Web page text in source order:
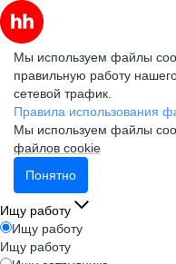
Мы используем файлы
правильную работу
сетевой трафик.
Правила использования
Мы используем файлы
файлов cookie
Понятно
Ищу работу
Ищу работу
Ищу работу